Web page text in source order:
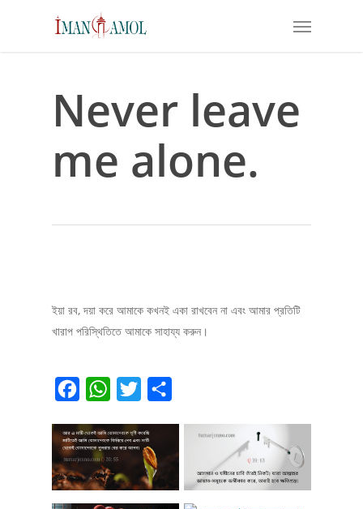
Menu
Never leave
me alone.
ইয়া রব, দয়া করে আমাকে কখনই একা রাখবেন না এবং আমার প্রতিটি
খারাপ পরিস্থিতিতে আমাকে সাহায্য করুন।
FacebookWhatsApp
Twitter